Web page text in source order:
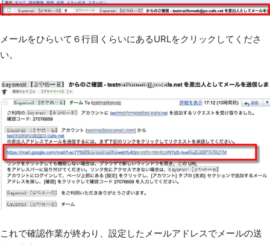
メールをひらいて６行目くらいにあるURLをクリックしてくださ
い。
これで確認作業が終わり、設定したメールアドレスでメールの送